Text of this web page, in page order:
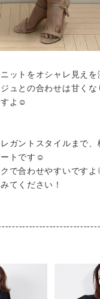
ットをオシャレ見えを
ュとの合わせは甘く
すよ☺︎
ガントスタイルまで、
ートです☺︎
で合わせやすいです
てください！